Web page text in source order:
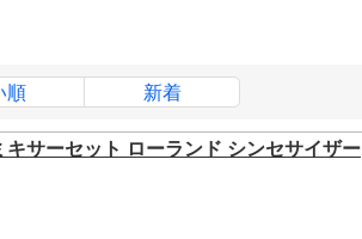
順 新着
サーセット ローランド シンセサイザー